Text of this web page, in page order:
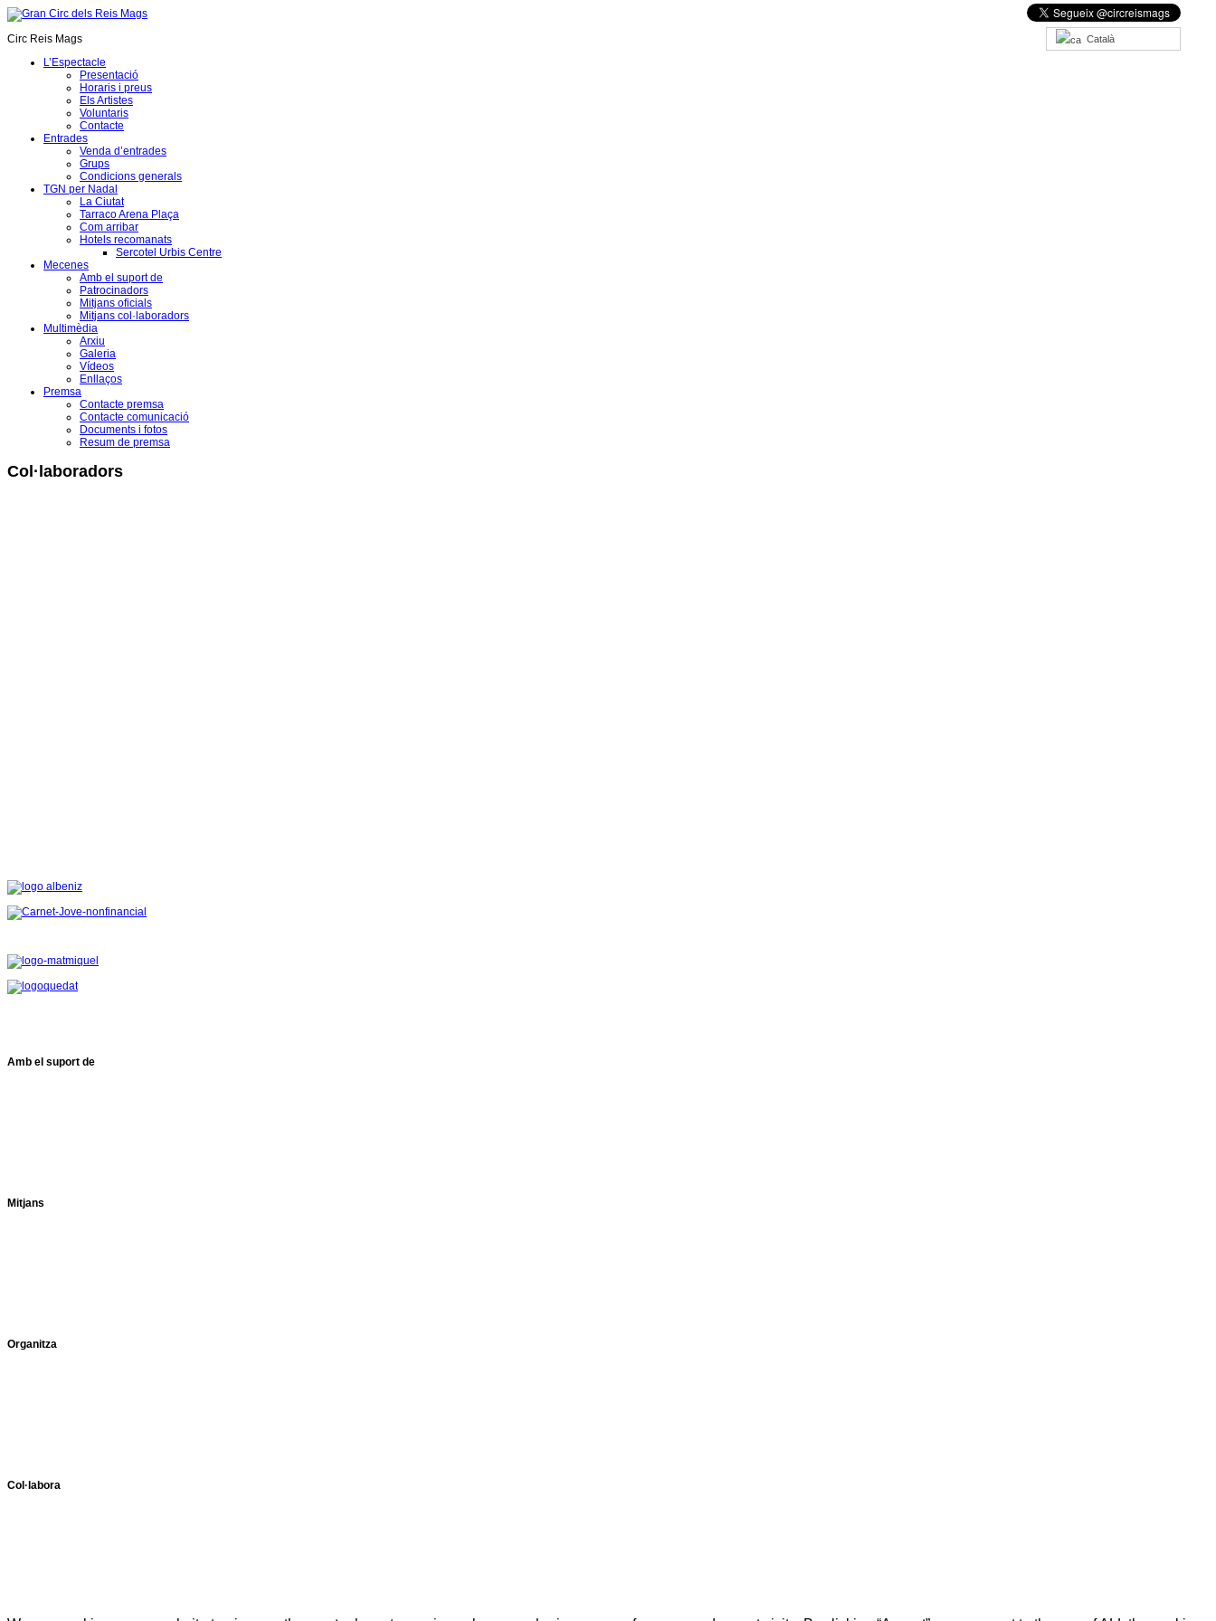
Circ Reis Mags
L’Espectacle
Presentació
Horaris i preus
Els Artistes
Voluntaris
Contacte
Entrades
Venda d’entrades
Grups
Condicions generals
TGN per Nadal
La Ciutat
Tarraco Arena Plaça
Com arribar
Hotels recomanats
Sercotel Urbis Centre
Mecenes
Amb el suport de
Patrocinadors
Mitjans oficials
Mitjans col·laboradors
Multimèdia
Arxiu
Galeria
Vídeos
Enllaços
Premsa
Contacte premsa
Contacte comunicació
Documents i fotos
Resum de premsa
Català
Col·laboradors
Amb el suport de
Mitjans
Organitza
Col·labora